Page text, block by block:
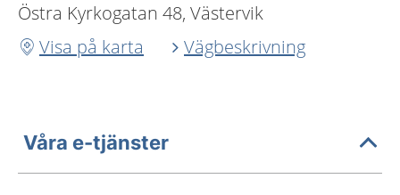
Östra Kyrkogatan 48, Västervik
Visa på karta
Vägbeskrivning
Våra e-tjänster